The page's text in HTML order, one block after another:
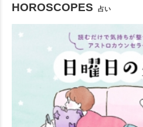
HOROSCOPES 占い